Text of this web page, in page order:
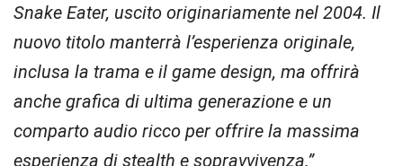
Snake Eater, uscito originariamente nel 2004. Il
nuovo titolo manterrà l’esperienza originale,
inclusa la trama e il game design, ma offrirà
anche grafica di ultima generazione e un
comparto audio ricco per offrire la massima
esperienza di stealth e sopravvivenza.”